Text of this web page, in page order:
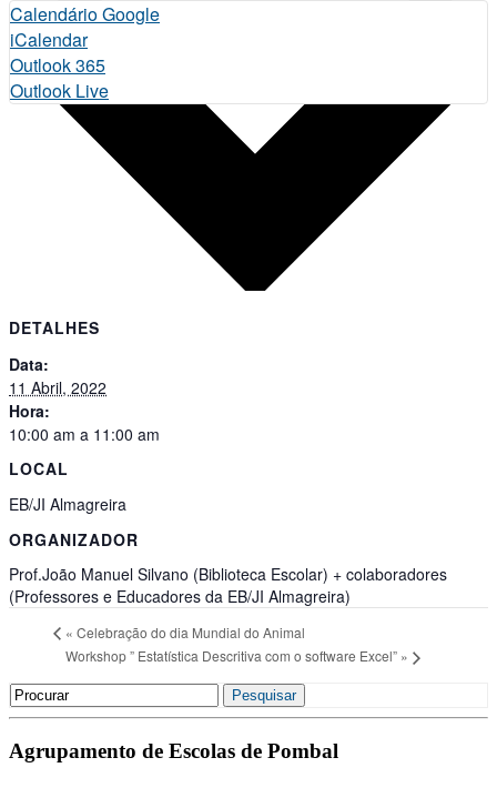
Calendário Google
iCalendar
Outlook 365
Outlook Live
DETALHES
Data:
11 Abril, 2022
Hora:
10:00 am a 11:00 am
LOCAL
EB/JI Almagreira
ORGANIZADOR
Prof.João Manuel Silvano (Biblioteca Escolar) + colaboradores
(Professores e Educadores da EB/JI Almagreira)
« Celebração do dia Mundial do Animal
Workshop ” Estatística Descritiva com o software Excel” »
Search
for:
Pesquisar
Agrupamento de Escolas de Pombal